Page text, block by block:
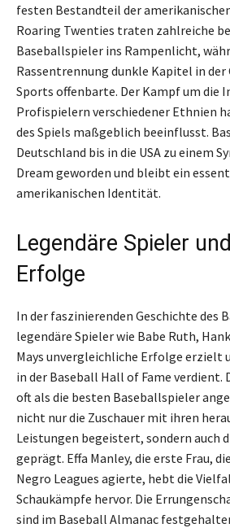
festen Bestandteil der
Roaring Twenties traten zahlreiche
Baseballspieler ins Rampenlicht,
Rassentrennung dunkle Kapitel in der
Sports offenbarte. Der Kampf um die
Profispielern verschiedener Ethnien
des Spiels maßgeblich beeinflusst.
Deutschland bis in die USA zu einem
Dream geworden und bleibt ein
amerikanischen Identität.
Legendäre Spieler
Erfolge
In der faszinierenden Geschichte des
legendäre Spieler wie Babe Ruth,
Mays unvergleichliche Erfolge erzielt
in der Baseball Hall of Fame verdient.
oft als die besten Baseballspieler
nicht nur die Zuschauer mit ihren
Leistungen begeistert, sondern auch
geprägt. Effa Manley, die erste Frau,
Negro Leagues agierte, hebt die
Schaukämpfe hervor. Die
sind im Baseball Almanac